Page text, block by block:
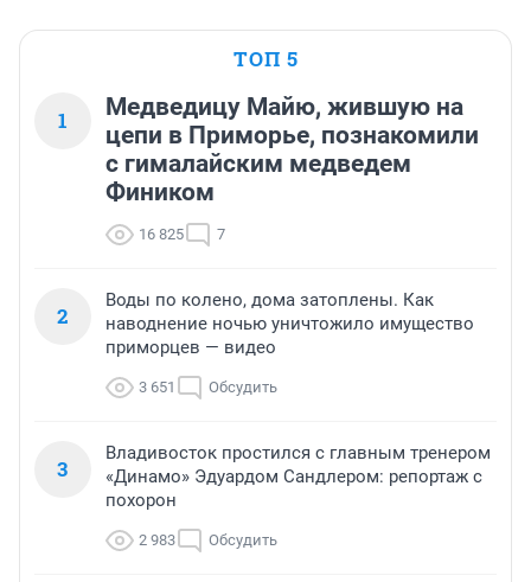
ТОП 5
1
Медведицу Майю, жившую на
цепи в Приморье, познакомили
с гималайским медведем
Фиником
16 825 7
2
Воды по колено, дома затоплены. Как
наводнение ночью уничтожило имущество
приморцев — видео
3 651 Обсудить
3
Владивосток простился с главным тренером
«Динамо» Эдуардом Сандлером: репортаж с
похорон
2 983 Обсудить